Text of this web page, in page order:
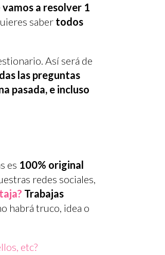
vamos a resolver 1
saber todos
Así será de
las preguntas
pasada, e incluso
es 100% original
redes sociales,
Trabajas
habrá truco, idea o
etc?